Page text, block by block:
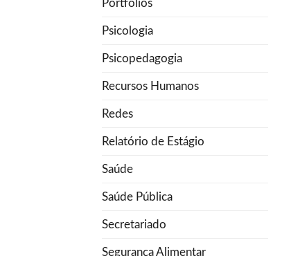
Portfólios
Psicologia
Psicopedagogia
Recursos Humanos
Redes
Relatório de Estágio
Saúde
Saúde Pública
Secretariado
Segurança Alimentar